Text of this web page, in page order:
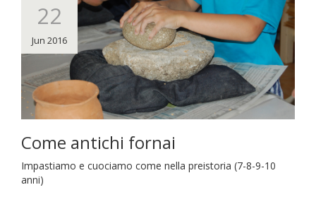
22
Jun 2016
Come antichi fornai
Impastiamo e cuociamo come nella preistoria (7-8-9-10
anni)